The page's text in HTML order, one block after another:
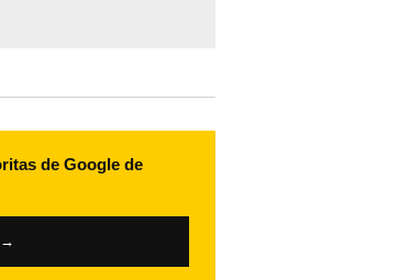
de Google de
→